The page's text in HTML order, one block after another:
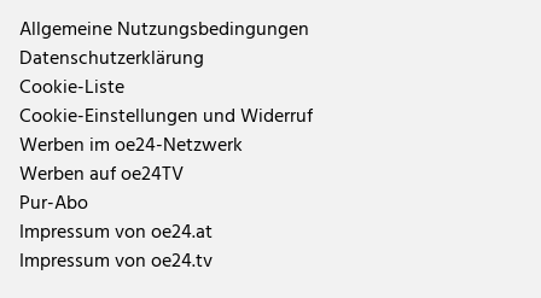
Allgemeine Nutzungsbedingungen
Datenschutzerklärung
Cookie-Liste
Cookie-Einstellungen und Widerruf
Werben im oe24-Netzwerk
Werben auf oe24TV
Pur-Abo
Impressum von oe24.at
Impressum von oe24.tv